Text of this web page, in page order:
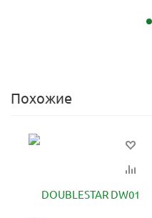
Похожие